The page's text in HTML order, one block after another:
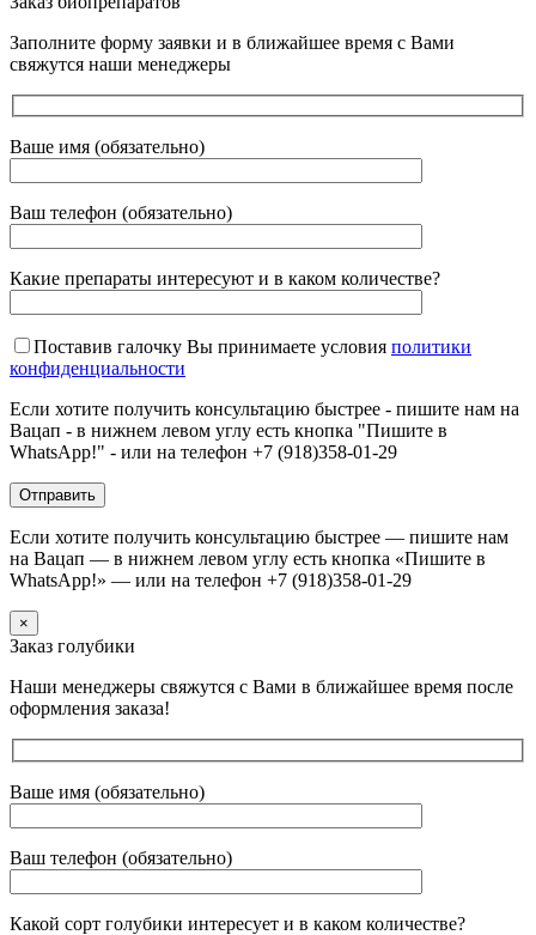
Заполните форму заявки и в ближайшее время с Вами
свяжутся наши менеджеры
Ваше имя (обязательно)
Ваш телефон (обязательно)
Какие препараты интересуют и в каком количестве?
Поставив галочку Вы принимаете условия политики
конфиденциальности
Если хотите получить консультацию быстрее - пишите нам на
Вацап - в нижнем левом углу есть кнопка "Пишите в
WhatsApp!" - или на телефон +7 (918)358-01-29
Если хотите получить консультацию быстрее — пишите нам
на Вацап — в нижнем левом углу есть кнопка «Пишите в
WhatsApp!» — или на телефон +7 (918)358-01-29
×
Заказ голубики
Наши менеджеры свяжутся с Вами в ближайшее время после
оформления заказа!
Ваше имя (обязательно)
Ваш телефон (обязательно)
Какой сорт голубики интересует и в каком количестве?